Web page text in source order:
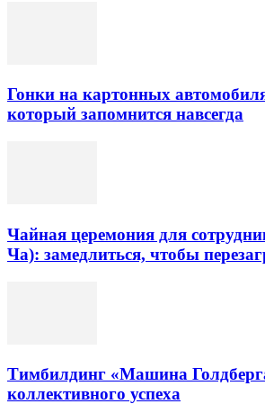
Гонки на картонных
который запомнится навсегда
Чайная церемония для
Ча): замедлиться, чтобы
Тимбилдинг «Машина
коллективного успеха